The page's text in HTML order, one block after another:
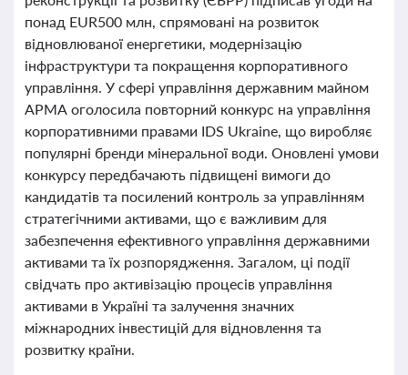
понад EUR500 млн, спрямовані на розвиток
відновлюваної енергетики, модернізацію
інфраструктури та покращення корпоративного
управління. У сфері управління державним майном
АРМА оголосила повторний конкурс на управління
корпоративними правами IDS Ukraine, що виробляє
популярні бренди мінеральної води. Оновлені умови
конкурсу передбачають підвищені вимоги до
кандидатів та посилений контроль за управлінням
стратегічними активами, що є важливим для
забезпечення ефективного управління державними
активами та їх розпорядження. Загалом, ці події
свідчать про активізацію процесів управління
активами в Україні та залучення значних
міжнародних інвестицій для відновлення та
розвитку країни.